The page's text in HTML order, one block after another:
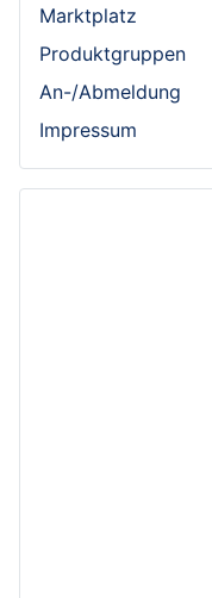
Marktplatz
Produktgruppen
An-/Abmeldung
Impressum